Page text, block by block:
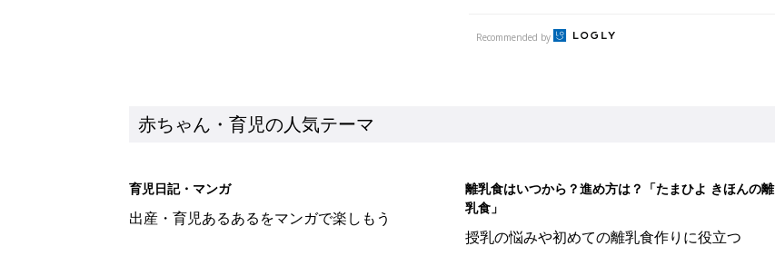
Recommended by
赤ちゃん・育児の人気テーマ
育児日記・マンガ
出産・育児あるあるをマンガで楽しもう
離乳食はいつから？進め方は？「たまひよ きほんの離
乳食」
授乳の悩みや初めての離乳食作りに役立つ